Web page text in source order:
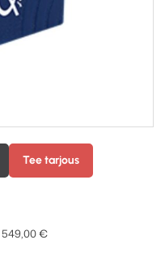
Tee tarjous
549,00€